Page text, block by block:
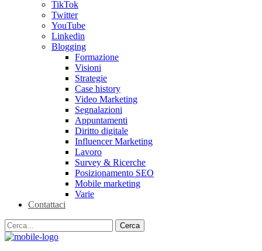
TikTok
Twitter
YouTube
Linkedin
Blogging
Formazione
Visioni
Strategie
Case history
Video Marketing
Segnalazioni
Appuntamenti
Diritto digitale
Influencer Marketing
Lavoro
Survey & Ricerche
Posizionamento SEO
Mobile marketing
Varie
Contattaci